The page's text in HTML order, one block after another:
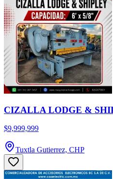
CIZALLA LODGE &
$9,999,999
Tuxtla Gutierrez, CHP